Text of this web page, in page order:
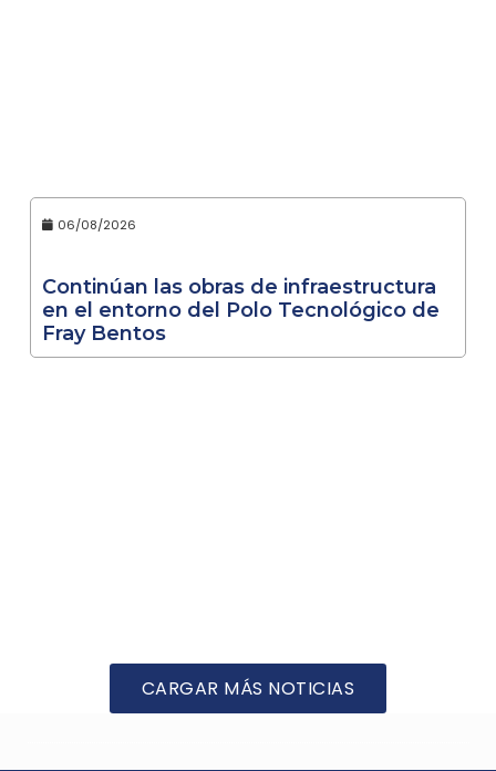
06/08/2026
Continúan las obras de infraestructura
en el entorno del Polo Tecnológico de
Fray Bentos
CARGAR MÁS NOTICIAS